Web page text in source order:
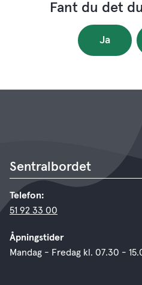
Fant du det
Ja
Sentralbordet
Telefon:
51 92 33 00
Åpningstider
Mandag - Fredag kl. 07.30 -